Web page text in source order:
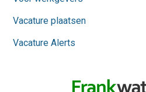
Vacature plaatsen
Vacature Alerts